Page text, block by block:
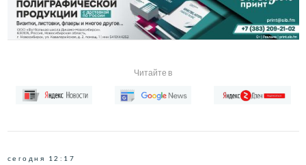
Читайте в
сегодня 12:17